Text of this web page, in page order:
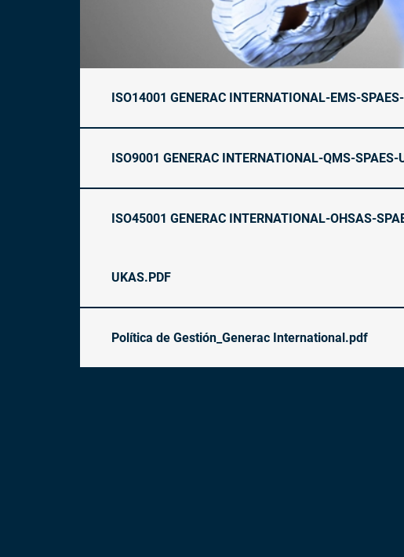
ISO14001 GENERAC INTERNATIONAL-EMS-
ISO9001 GENERAC INTERNATIONAL-QMS-SPAES-
ISO45001 GENERAC INTERNATIONAL-OHSAS-
UKAS.PDF
Política de Gestión_Generac International.pdf